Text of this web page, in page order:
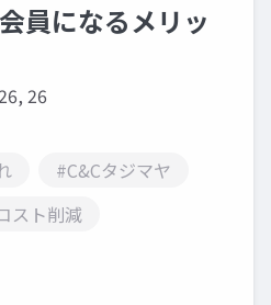
員になるメリッ
26
#C&Cタジマヤ
スト削減